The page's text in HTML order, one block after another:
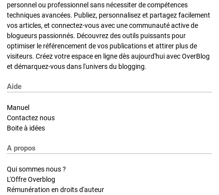
personnel ou professionnel sans nécessiter de compétences
techniques avancées. Publiez, personnalisez et partagez facilement
vos articles, et connectez-vous avec une communauté active de
blogueurs passionnés. Découvrez des outils puissants pour
optimiser le référencement de vos publications et attirer plus de
visiteurs. Créez votre espace en ligne dès aujourd'hui avec OverBlog
et démarquez-vous dans l'univers du blogging.
Aide
Manuel
Contactez nous
Boite à idées
A propos
Qui sommes nous ?
L'Offre Overblog
Rémunération en droits d'auteur